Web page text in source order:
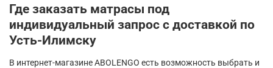
Где заказать матрасы под
индивидуальный запрос с доставкой по
Усть-Илимску
В интернет-магазине ABOLENGO есть возможность выбрать и